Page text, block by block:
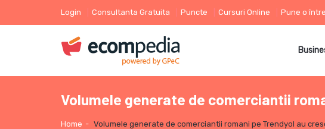
Login Consultanta Gratuita Puncte Cursuri Online Pune o
Volumele generate de comerciantii
Home - Volumele generate de comerciantii romani pe Trendyol au